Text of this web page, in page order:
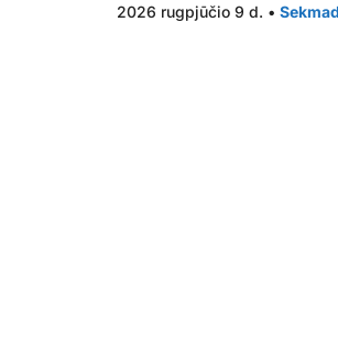
2026 rugpjūčio 9 d. •